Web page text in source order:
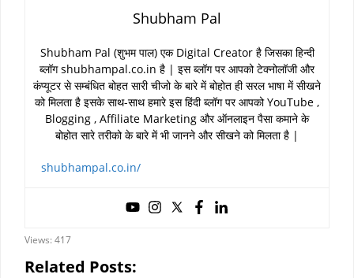
Shubham Pal
Shubham Pal (शुभम पाल) एक Digital Creator है जिसका हिन्दी
ब्लॉग shubhampal.co.in है | इस ब्लॉग पर आपको टेक्नोलॉजी और
कंप्यूटर से सम्बंधित बोहत सारी चीजो के बारे में बोहोत ही सरल भाषा में सीखने
को मिलता है इसके साथ-साथ हमारे इस हिंदी ब्लॉग पर आपको YouTube ,
Blogging , Affiliate Marketing और ऑनलाइन पैसा कमाने के
बोहोत सारे तरीको के बारे में भी जानने और सीखने को मिलता है |
shubhampal.co.in/
Views: 417
Related Posts: